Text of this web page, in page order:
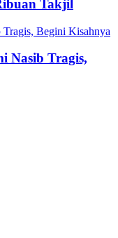
Takjil
Nasib Tragis,